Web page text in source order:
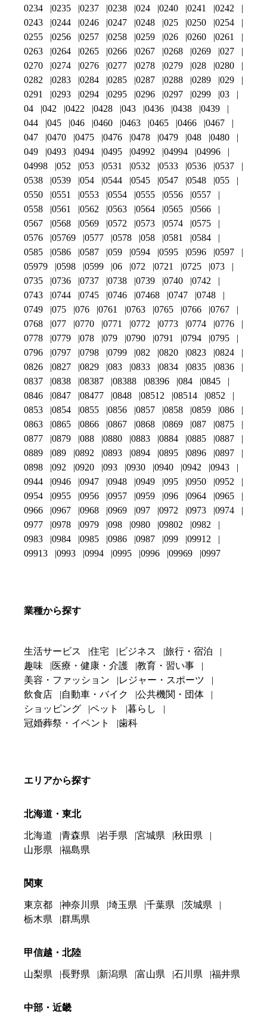
0234 0235 0237 0238 024 0240 0241
0242
0243
0244 0246 0247 0248 025 0250
0254
0255
0256 0257 0258 0259 026 0260
0261
0263
0264 0265 0266 0267 0268 0269
027
0270
0274 0276 0277 0278 0279 028
0280
0282
0283 0284 0285 0287 0288 0289
029
0291
0293 0294 0295 0296 0297 0299
03
04
042 0422 0428 043 0436 0438
0439
044
045 046 0460 0463 0465 0466
0467
047
0470 0475 0476 0478 0479 048
0480
049
0493 0494 0495 04992 04994
04996
04998
052 053 0531 0532 0533 0536
0537
0538
0539 054 0544 0545 0547 0548
055
0550
0551 0553 0554 0555 0556
0557
0558
0561 0562 0563 0564 0565
0566
0567
0568 0569 0572 0573 0574
0575
0576
05769 0577 0578 058 0581
0584
0585
0586 0587 059 0594 0595 0596
0597
05979
0598 0599 06 072 0721 0725
073
0735
0736 0737 0738 0739 0740
0742
0743
0744 0745 0746 07468 0747
0748
0749
075 076 0761 0763 0765 0766
0767
0768
077 0770 0771 0772 0773 0774
0776
0778
0779 078 079 0790 0791 0794
0795
0796
0797 0798 0799 082 0820 0823
0824
0826
0827 0829 083 0833 0834 0835
0836
0837
0838 08387 08388 08396 084
0845
0846
0847 08477 0848 08512 08514
0852
0853
0854 0855 0856 0857 0858 0859
086
0863
0865 0866 0867 0868 0869 087
0875
0877
0879 088 0880 0883 0884 0885
0887
0889
089 0892 0893 0894 0895 0896
0897
0898
092 0920 093 0930 0940 0942
0943
0944
0946 0947 0948 0949 095 0950
0952
0954
0955 0956 0957 0959 096 0964
0965
0966
0967 0968 0969 097 0972 0973
0974
0977
0978 0979 098 0980 09802
0982
0983
0984 0985 0986 0987 099
09912
09913
0993 0994 0995 0996 09969 0997
業種から探す
生活サービス 住宅 ビジネス
旅行・宿泊
趣味
医療・健康・介護
教育・習い事
美容・ファッション
レジャー・スポーツ
飲食店
自動車・バイク
公共機関・団体
ショッピング
ペット
暮らし
冠婚葬祭・イベント
歯科
エリアから探す
北海道・東北
北海道 青森県 岩手県 宮城県
秋田県
山形県
福島県
関東
東京都 神奈川県 埼玉県 千葉県
茨城県
栃木県
群馬県
甲信越・北陸
山梨県 長野県 新潟県 富山県 石川県 福井県
中部・近畿